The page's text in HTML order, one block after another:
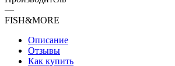
—
FISH&MORE
Описание
Отзывы
Как купить